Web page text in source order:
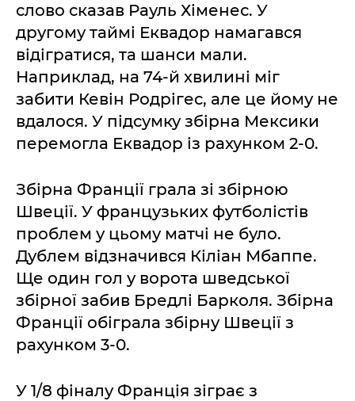
слово сказав Рауль Хіменес. У
другому таймі Еквадор намагався
відігратися, та шанси мали.
Наприклад, на 74-й хвилині міг
забити Кевін Родрігес, але це йому не
вдалося. У підсумку збірна Мексики
перемогла Еквадор із рахунком 2-0.
Збірна Франції грала зі збірною
Швеції. У французьких футболістів
проблем у цьому матчі не було.
Дублем відзначився Кіліан Мбаппе.
Ще один гол у ворота шведської
збірної забив Бредлі Барколя. Збірна
Франції обіграла збірну Швеції з
рахунком 3-0.
У 1/8 фіналу Франція зіграє з